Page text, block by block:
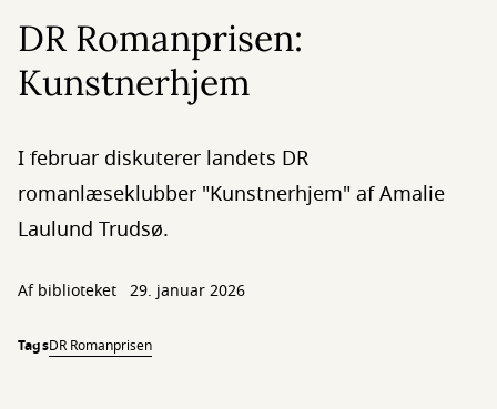
DR Romanprisen:
Kunstnerhjem
I februar diskuterer landets DR
romanlæseklubber "Kunstnerhjem" af Amalie
Laulund Trudsø.
Af biblioteket 29. januar 2026
TagsDR Romanprisen